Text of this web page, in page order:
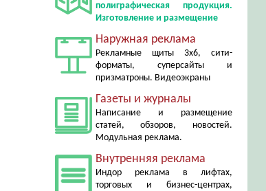
полиграфическая продукция.
Изготовление и размещение
Наружная реклама
Рекламные щиты 3х6, сити-
форматы, суперсайты и
призматроны. Видеоэкраны
Газеты и журналы
Написание и размещение
статей, обзоров, новостей.
Модульная реклама.
Внутренняя реклама
Индор реклама в лифтах,
торговых и бизнес-центрах,